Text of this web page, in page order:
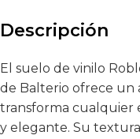
Descripción
El suelo de vinilo
de Balterio ofrece un
transforma cualquier
y elegante. Su